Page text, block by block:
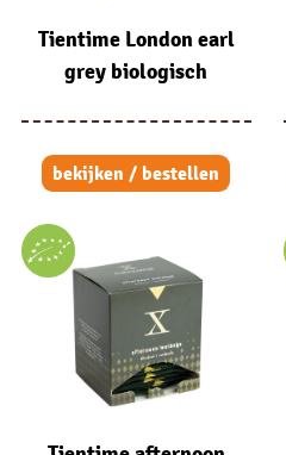
Tientime London earl
grey biologisch
bekijken / bestellen